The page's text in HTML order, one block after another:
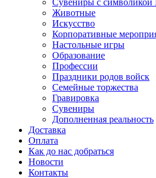
Сувениры с символикой
Животные
Искусство
Корпоративные
Настольные игры
Образование
Профессии
Праздники родов войск
Семейные торжества
Гравировка
Сувениры
Дополненная реальность
Доставка
Оплата
Как до нас добраться
Новости
Контакты